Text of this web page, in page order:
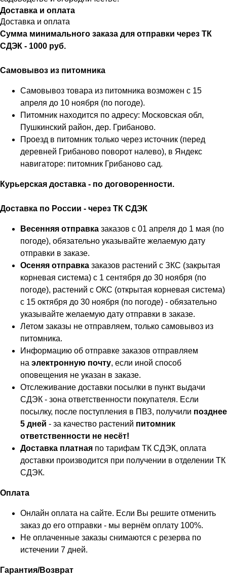
Доставка и оплата
Доставка и оплата
Сумма минимального заказа для отправки через ТК
СДЭК - 1000 руб.
Самовывоз из питомника
Самовывоз товара из питомника возможен с 15
апреля до 10 ноября (по погоде).
Питомник находится по адресу: Московская обл,
Пушкинский район, дер. Грибаново.
Проезд в питомник только через источник (перед
деревней Грибаново поворот налево), в Яндекс
навигаторе: питомник Грибаново сад.
Курьерская доставка - по договоренности.
Доставка по России - через ТК СДЭК
Весенняя отправка заказов с 01 апреля до 1 мая (по
погоде), обязательно указывайте желаемую дату
отправки в заказе.
Осеняя отправка заказов растений с ЗКС (закрытая
корневая система) с 1 сентября до 30 ноября (по
погоде), растений с ОКС (открытая корневая система)
с 15 октября до 30 ноября (по погоде) - обязательно
указывайте желаемую дату отправки в заказе.
Летом заказы не отправляем, только самовывоз из
питомника.
Информацию об отправке заказов отправляем
на электронную почту, если иной способ
оповещения не указан в заказе.
Отслеживание доставки посылки в пункт выдачи
СДЭК - зона ответственности покупателя. Если
посылку, после поступления в ПВЗ, получили позднее
5 дней - за качество растений питомник
ответственности не несёт!
Доставка платная по тарифам ТК СДЭК, оплата
доставки производится при получении в отделении ТК
СДЭК.
Оплата
Онлайн оплата на сайте. Если Вы решите отменить
заказ до его отправки - мы вернём оплату 100%.
Не оплаченные заказы снимаются с резерва по
истечении 7 дней.
Гарантия/Возврат